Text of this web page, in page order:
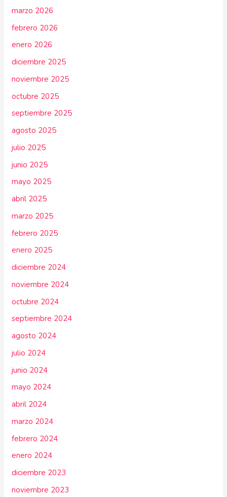
marzo 2026
febrero 2026
enero 2026
diciembre 2025
noviembre 2025
octubre 2025
septiembre 2025
agosto 2025
julio 2025
junio 2025
mayo 2025
abril 2025
marzo 2025
febrero 2025
enero 2025
diciembre 2024
noviembre 2024
octubre 2024
septiembre 2024
agosto 2024
julio 2024
junio 2024
mayo 2024
abril 2024
marzo 2024
febrero 2024
enero 2024
diciembre 2023
noviembre 2023